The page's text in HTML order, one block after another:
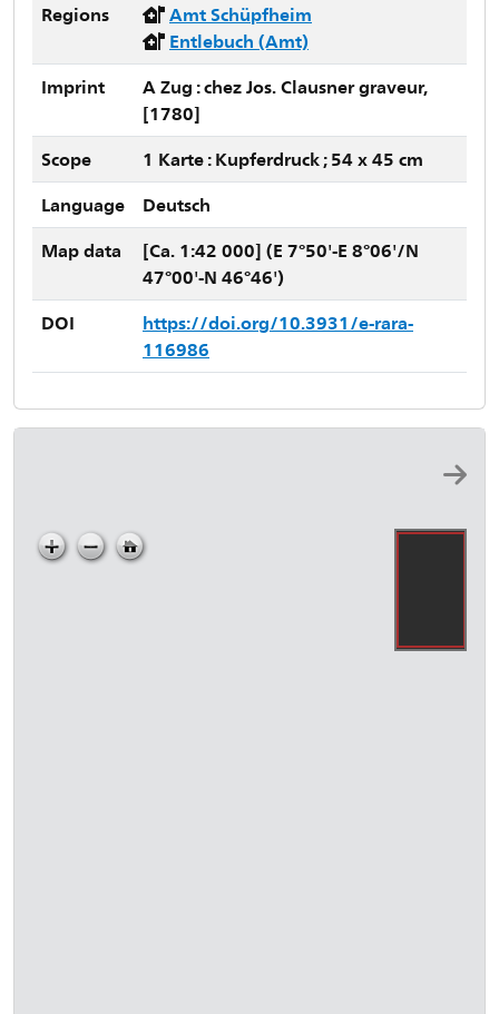
Regions
Amt Schüpfheim
Entlebuch (Amt)
Imprint
A Zug : chez Jos. Clausner graveur,
[1780]
Scope
1 Karte : Kupferdruck ; 54 x 45 cm
Language
Deutsch
Map data
[Ca. 1:42 000] (E 7°50'-E 8°06'/N
47°00'-N 46°46')
DOI
https://doi.org/10.3931/e-rara-
116986